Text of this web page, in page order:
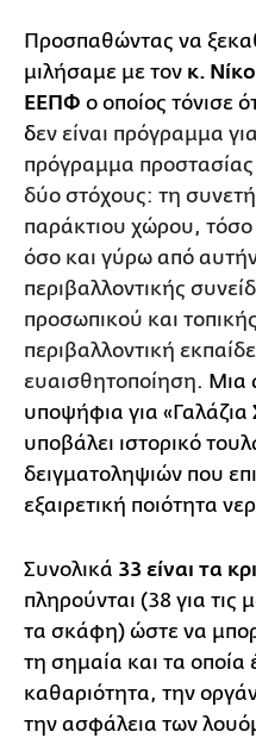
Προσπαθώντας να
μιλήσαμε με τον κ.
ΕΕΠΦ ο οποίος τόνισε
δεν είναι πρόγραμμα
πρόγραμμα προστασίας
δύο στόχους: τη συνετή
παράκτιου χώρου,
όσο και γύρω από
περιβαλλοντικής
προσωπικού και
περιβαλλοντική
ευαισθητοποίηση. Μια
υποψήφια για «Γαλάζια
υποβάλει ιστορικό
δειγματοληψιών που
εξαιρετική ποιότητα
Συνολικά 33 είναι τα
πληρούνται (38 για τις
τα σκάφη) ώστε να
τη σημαία και τα
καθαριότητα, την
την ασφάλεια των